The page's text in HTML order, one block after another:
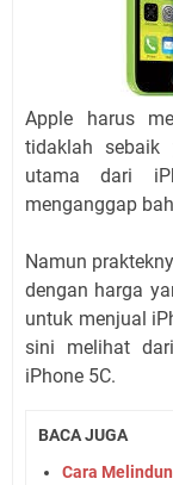
Apple harus
tidaklah sebaik
utama dari
menganggap
Namun
dengan harga
untuk menjual
sini melihat
iPhone 5C.
BACA JUGA
Cara